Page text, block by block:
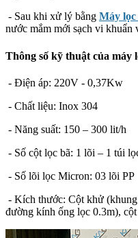
- Sau khi xử lý bằng Máy
nước mắm mới sạch vi khuẩn
Thông số kỹ thuật của máy
- Điện áp: 220V - 0,37Kw
- Chất liệu: Inox 304
- Năng suất: 150 – 300 lit/h
- Số cột lọc bã: 1 lõi – 1 túi
- Số lõi lọc Micron: 03 lõi PP
- Kích thước: Cột khử
đường kính ống lọc 0.3m),